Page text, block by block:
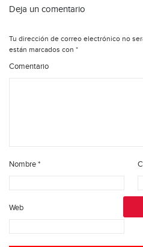
Deja un comentario
Tu dirección de correo electrónico no
están marcados con *
Comentario
Nombre*
Web